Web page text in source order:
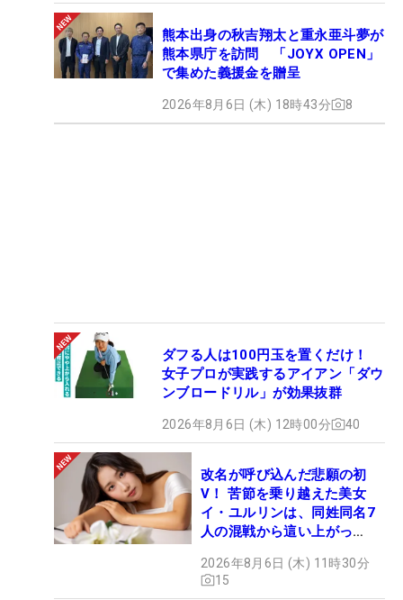
熊本出身の秋吉翔太と重永亜斗夢が
熊本県庁を訪問 「JOYX OPEN」
で集めた義援金を贈呈
2026年8月6日 (木) 18時43分 8
ダフる人は100円玉を置くだけ！
女子プロが実践するアイアン「ダウ
ンブロードリル」が効果抜群
2026年8月6日 (木) 12時00分 40
改名が呼び込んだ悲願の初
V！ 苦節を乗り越えた美女
イ・ユルリンは、同姓同名7
人の混戦から這い上がっ
2026年8月6日 (木) 11時30分
15